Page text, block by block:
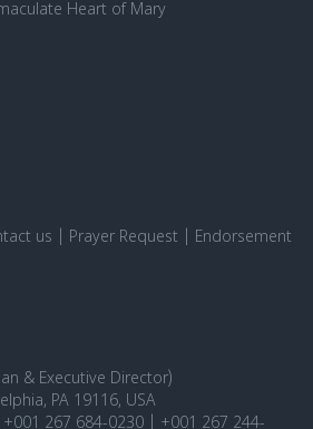
Heart of Mary
us Prayer Request
Endorsement
& Executive Director)
PA 19116, USA
267 684-0230 | +001 267 244-